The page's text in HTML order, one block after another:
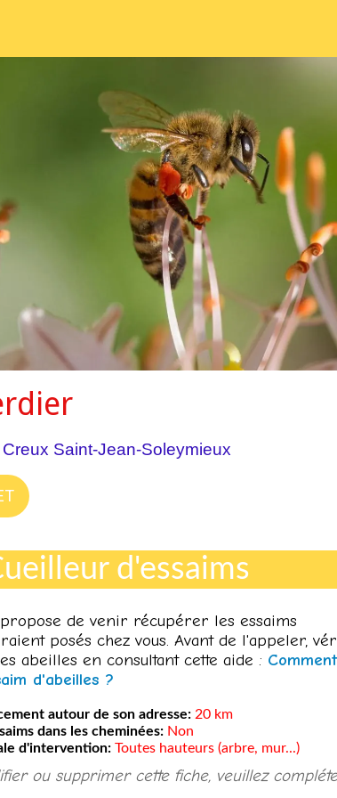
Saint-Jean-Soleymieux
d'essaims
opose de venir récupérer les essaims
posés chez vous. Avant de l'appeler,
abeilles en consultant cette aide : Comment
d'abeilles ?
autour de son adresse: 20 km
dans les cheminées: Non
d'intervention: Toutes hauteurs (arbre, mur...)
ou supprimer cette fiche, veuillez